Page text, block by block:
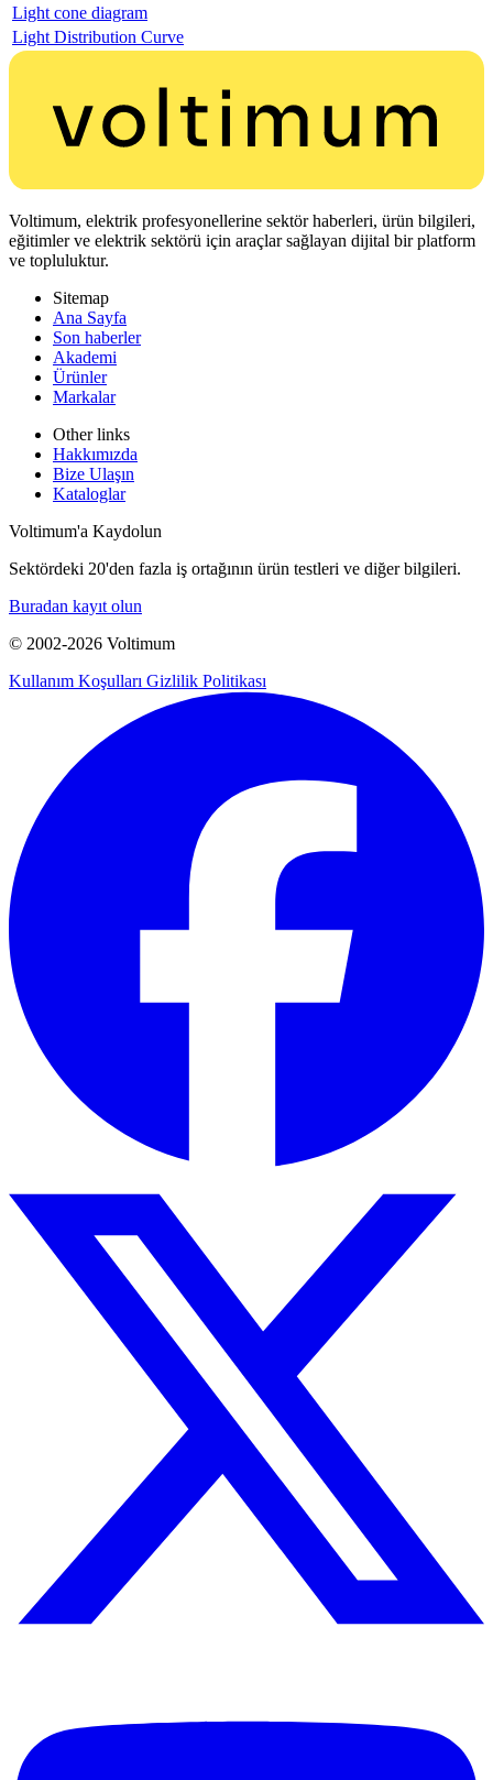
Light cone diagram
Light Distribution Curve
Voltimum, elektrik profesyonellerine sektör haberleri, ürün bilgileri,
eğitimler ve elektrik sektörü için araçlar sağlayan dijital bir platform
ve topluluktur.
Sitemap
Ana Sayfa
Son haberler
Akademi
Ürünler
Markalar
Other links
Hakkımızda
Bize Ulaşın
Kataloglar
Voltimum'a Kaydolun
Sektördeki 20'den fazla iş ortağının ürün testleri ve diğer bilgileri.
Buradan kayıt olun
© 2002-2026 Voltimum
Kullanım Koşulları Gizlilik Politikası